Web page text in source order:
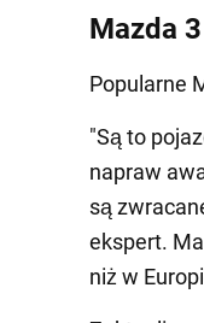
Mazda
Popularne
"Są to
napraw
są
ekspert.
niż w